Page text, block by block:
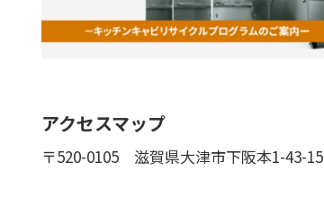
アクセスマップ
〒520-0105 滋賀県大津市下阪本1-43-15